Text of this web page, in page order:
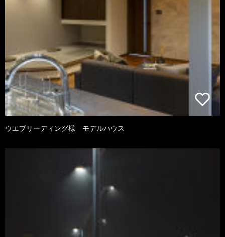
ウエブリーディング様 モデルハウス